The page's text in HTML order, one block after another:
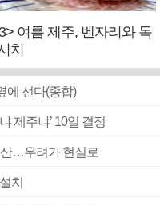
여름 제주, 벤자리와 독
치
에 선다(종합)
제주냐’ 10일 결정
산…우려가 현실로
치